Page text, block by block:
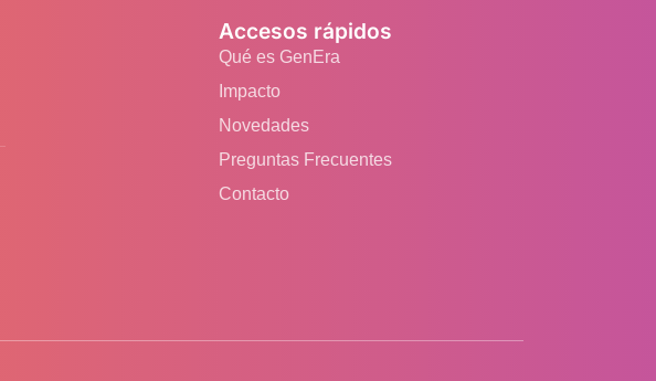
Accesos rápidos
Qué es GenEra
Impacto
Novedades
Preguntas Frecuentes
Contacto